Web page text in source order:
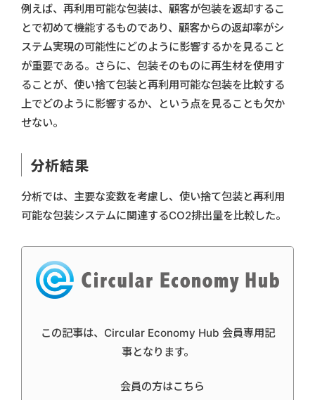
例えば、再利用可能な包装は、顧客が包装を返却するこ
とで初めて機能するものであり、顧客からの返却率がシ
ステム実現の可能性にどのように影響するかを見ること
が重要である。さらに、包装そのものに再生材を使用す
ることが、使い捨て包装と再利用可能な包装を比較する
上でどのように影響するか、という点を見ることも欠か
せない。
分析結果
分析では、主要な変数を考慮し、使い捨て包装と再利用
可能な包装システムに関連するCO2排出量を比較した。
この記事は、Circular Economy Hub 会員専用記
事となります。
会員の方はこちら